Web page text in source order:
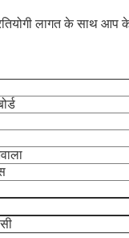
लागत के साथ आप